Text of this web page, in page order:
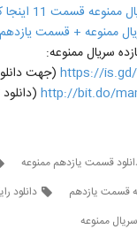
قسمت 11 اینجا کلیک کنید
ممنوعه + قسمت
سریال ممنوعه:
https:// (جهت دانلود
http://bit.do/
قسمت یازدهم ممنوعه
قسمت یازدهم
دانلود
سریال ممنوعه